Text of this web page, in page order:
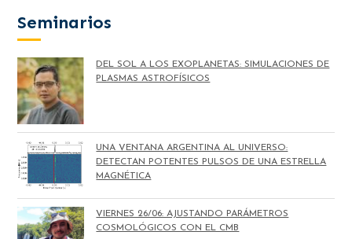
Seminarios
DEL SOL A LOS EXOPLANETAS: SIMULACIONES DE
PLASMAS ASTROFÍSICOS
UNA VENTANA ARGENTINA AL UNIVERSO:
DETECTAN POTENTES PULSOS DE UNA ESTRELLA
MAGNÉTICA
VIERNES 26/06: AJUSTANDO PARÁMETROS
COSMOLÓGICOS CON EL CMB